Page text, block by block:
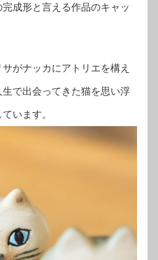
成形と言える作品のキャッ
がナッカにアトリエを構え
で出会ってきた猫を思い浮
います。